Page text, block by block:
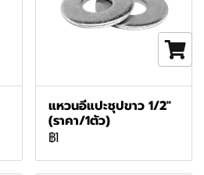
แหวนอีแปะชุปขาว 1/2"
(ราคา/1ตัว)
฿1